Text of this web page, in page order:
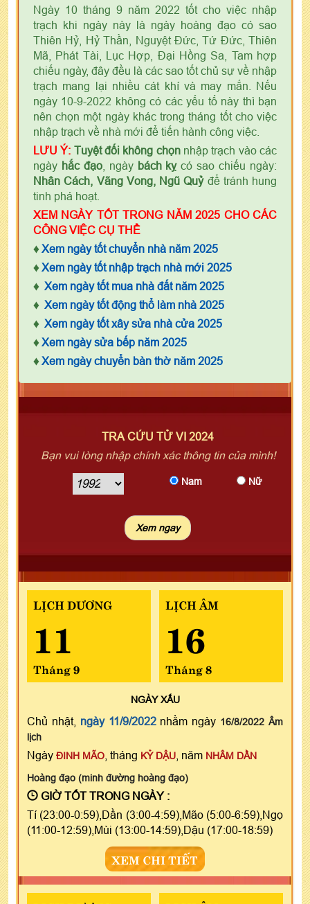
Ngày 10 tháng 9 năm 2022 tốt cho việc nhập
trạch khi ngày này là ngày hoàng đạo có sao
Thiên Hỷ, Hỷ Thần, Nguyệt Đức, Tứ Đức, Thiên
Mã, Phát Tài, Lục Hợp, Đại Hồng Sa, Tam hợp
chiếu ngày, đây đều là các sao tốt chủ sự về nhập
trạch mang lại nhiều cát khí và may mắn. Nếu
ngày 10-9-2022 không có các yếu tố này thì bạn
nên chọn một ngày khác trong tháng tốt cho việc
nhập trạch về nhà mới để tiến hành công việc.
LƯU Ý: Tuyệt đối không chọnnhập trạch vào các
ngày hắc đạo, ngày bách kỵcó sao chiếu ngày:
Nhân Cách, Vãng Vong, Ngũ Quỷđể tránh hung
tinh phá hoạt.
XEM NGÀY TỐT TRONG NĂM 2025 CHO CÁC
CÔNG VIỆC CỤ THỂ
♦ Xem ngày tốt chuyển nhà năm 2025
♦ Xem ngày tốt nhập trạch nhà mới 2025
♦ Xem ngày tốt mua nhà đất năm 2025
♦ Xem ngày tốt động thổ làm nhà 2025
♦ Xem ngày tốt xây sửa nhà cửa 2025
♦ Xem ngày sửa bếp năm 2025
♦ Xem ngày chuyển bàn thờ năm 2025
TRA CỨU TỬ VI 2024
Bạn vui lòng nhập chính xác thông tin của mình!
Nam Nữ
LỊCH DƯƠNG
11
Tháng 9
LỊCH ÂM
16
Tháng 8
NGÀYXẤU
Chủ nhật, ngày 11/9/2022nhằm ngày 16/8/2022 Âm
lịch
Ngày ĐINH MÃO , tháng KỶ DẬU , năm NHÂM DẦN
Hoàng đạo (minh đường hoàng đạo)
GIỜ TỐT TRONG NGÀY :
Tí (23:00-0:59),Dần (3:00-4:59),Mão (5:00-6:59),Ngọ
(11:00-12:59),Mùi (13:00-14:59),Dậu (17:00-18:59)
XEM CHI TIẾT